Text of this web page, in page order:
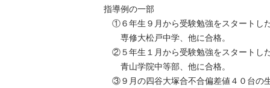
指導例の一部
①６年生９月から受験勉強をスタートした
専修大松戸中学、他に合格。
②５年生１月から受験勉強をスタートした
青山学院中等部、他に合格。
③９月の四谷大塚合不合偏差値４０台の生